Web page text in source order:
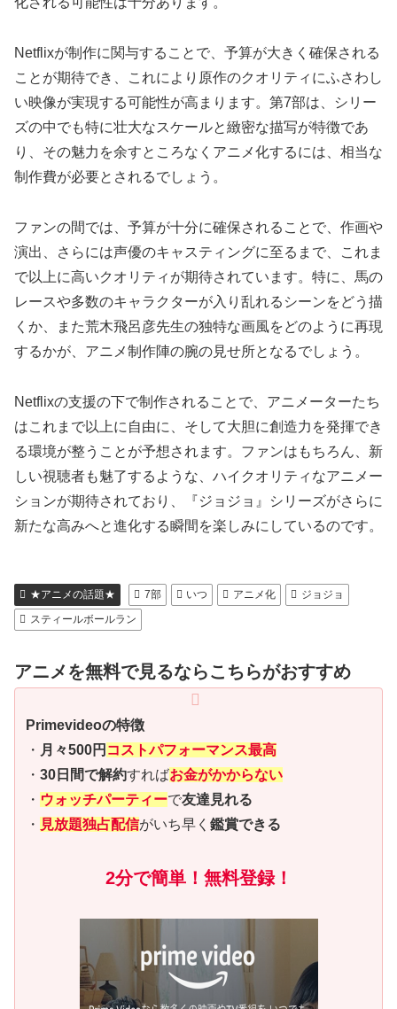
Netflixが制作に関与することで、予算が大きく確保される
ことが期待でき、これにより原作のクオリティにふさわし
い映像が実現する可能性が高まります。第7部は、シリー
ズの中でも特に壮大なスケールと緻密な描写が特徴であ
り、その魅力を余すところなくアニメ化するには、相当な
制作費が必要とされるでしょう。
ファンの間では、予算が十分に確保されることで、作画や
演出、さらには声優のキャスティングに至るまで、これま
で以上に高いクオリティが期待されています。特に、馬の
レースや多数のキャラクターが入り乱れるシーンをどう描
くか、また荒木飛呂彦先生の独特な画風をどのように再現
するかが、アニメ制作陣の腕の見せ所となるでしょう。
Netflixの支援の下で制作されることで、アニメーターたち
はこれまで以上に自由に、そして大胆に創造力を発揮でき
る環境が整うことが予想されます。ファンはもちろん、新
しい視聴者も魅了するような、ハイクオリティなアニメー
ションが期待されており、『ジョジョ』シリーズがさらに
新たな高みへと進化する瞬間を楽しみにしているのです。
★アニメの話題★ 7部 いつ アニメ化
ジョジョ
スティールボールラン
アニメを無料で見るならこちらがおすすめ
Primevideoの特徴
・ 月々500円 コストパフォーマンス最高
・ 30日間で解約すればお金がかからない
・ ウォッチパーティーで友達見れる
・ 見放題独占配信がいち早く 鑑賞できる
2分で簡単！無料登録！